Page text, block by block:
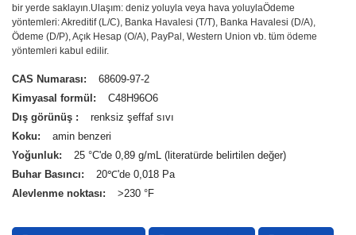
bir yerde saklayın.Ulaşım: deniz yoluyla veya hava yoluylaÖdeme
yöntemleri: Akreditif (L/C), Banka Havalesi (T/T), Banka Havalesi (D/A),
Ödeme (D/P), Açık Hesap (O/A), PayPal, Western Union vb. tüm ödeme
yöntemleri kabul edilir.
CAS Numarası:
68609-97-2
Kimyasal formül:
C48H96O6
Dış görünüş :
renksiz şeffaf sıvı
Koku:
amin benzeri
Yoğunluk:
25 °C'de 0,89 g/mL (literatürde belirtilen değer)
Buhar Basıncı:
20℃'de 0,018 Pa
Alevlenme noktası:
>230 °F